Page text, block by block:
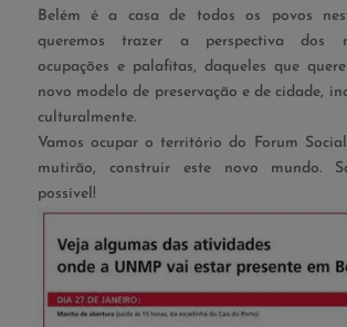
Belém é a casa de todos os povos
queremos trazer a perspectiva dos
ocupações e palafitas, daqueles que
novo modelo de preservação e de cidade,
culturalmente.
Vamos ocupar o território do Forum
mutirão, construir este novo mundo.
possível!